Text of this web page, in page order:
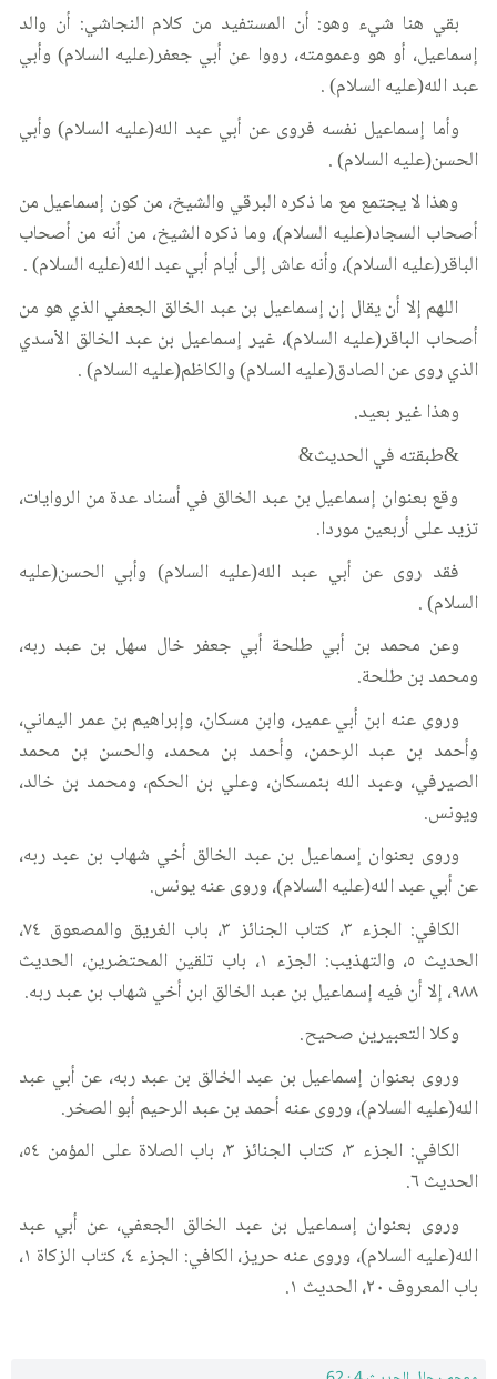
بقي هنا شيء وهو: أن المستفيد من كلام النجاشي: أن والد
إسماعيل، أو هو وعمومته، رووا عن أبي جعفر(عليه السلام) وأبي
عبد الله(عليه السلام) .
وأما إسماعيل نفسه فروى عن أبي عبد الله(عليه السلام) وأبي
الحسن(عليه السلام) .
وهذا لا يجتمع مع ما ذكره البرقي والشيخ، من كون إسماعيل من
أصحاب السجاد(عليه السلام)، وما ذكره الشيخ، من أنه من أصحاب
الباقر(عليه السلام)، وأنه عاش إلى أيام أبي عبد الله(عليه السلام) .
اللهم إلا أن يقال إن إسماعيل بن عبد الخالق الجعفي الذي هو من
أصحاب الباقر(عليه السلام)، غير إسماعيل بن عبد الخالق الأسدي
الذي روى عن الصادق(عليه السلام) والكاظم(عليه السلام) .
وهذا غير بعيد.
&طبقته في الحديث&
وقع بعنوان إسماعيل بن عبد الخالق في أسناد عدة من الروايات،
تزيد على أربعين موردا.
فقد روى عن أبي عبد الله(عليه السلام) وأبي الحسن(عليه
السلام) .
وعن محمد بن أبي طلحة أبي جعفر خال سهل بن عبد ربه،
ومحمد بن طلحة.
وروى عنه ابن أبي عمير، وابن مسكان، وإبراهيم بن عمر اليماني،
وأحمد بن عبد الرحمن، وأحمد بن محمد، والحسن بن محمد
الصيرفي، وعبد الله بنمسكان، وعلي بن الحكم، ومحمد بن خالد،
ويونس.
وروى بعنوان إسماعيل بن عبد الخالق أخي شهاب بن عبد ربه،
عن أبي عبد الله(عليه السلام)، وروى عنه يونس.
الكافي: الجزء ٣، كتاب الجنائز ٣، باب الغريق والمصعوق ٧٤،
الحديث ٥، والتهذيب: الجزء ١، باب تلقين المحتضرين، الحديث
٩٨٨، إلا أن فيه إسماعيل بن عبد الخالق ابن أخي شهاب بن عبد ربه.
وكلا التعبيرين صحيح.
وروى بعنوان إسماعيل بن عبد الخالق بن عبد ربه، عن أبي عبد
الله(عليه السلام)، وروى عنه أحمد بن عبد الرحيم أبو الصخر.
الكافي: الجزء ٣، كتاب الجنائز ٣، باب الصلاة على المؤمن ٥٤،
الحديث ٦.
وروى بعنوان إسماعيل بن عبد الخالق الجعفي، عن أبي عبد
الله(عليه السلام)، وروى عنه حريز، الكافي: الجزء ٤، كتاب الزكاة ١،
باب المعروف ٢٠، الحديث ١.